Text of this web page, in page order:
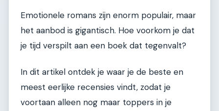
Emotionele romans zijn enorm populair, maar
het aanbod is gigantisch. Hoe voorkom je dat
je tijd verspilt aan een boek dat tegenvalt?
In dit artikel ontdek je waar je de beste en
meest eerlijke recensies vindt, zodat je
voortaan alleen nog maar toppers in je